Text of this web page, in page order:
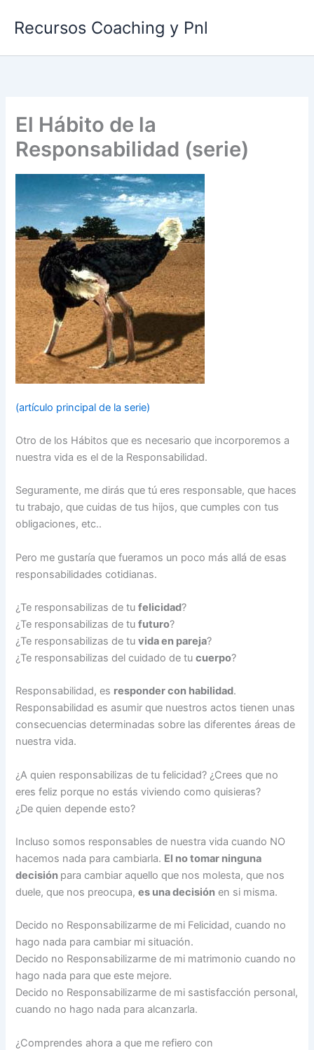
Recursos Coaching y Pnl
El Hábito de la
Responsabilidad (serie)
(artículo principal de la serie)
Otro de los Hábitos que es necesario que incorporemos a
nuestra vida es el de la Responsabilidad.
Seguramente, me dirás que tú eres responsable, que haces
tu trabajo, que cuidas de tus hijos, que cumples con tus
obligaciones, etc..
Pero me gustaría que fueramos un poco más allá de esas
responsabilidades cotidianas.
¿Te responsabilizas de tufelicidad?
¿Te responsabilizas de tufuturo?
¿Te responsabilizas de tuvida en pareja?
¿Te responsabilizas del cuidado de tucuerpo?
Responsabilidad, es responder con habilidad.
Responsabilidad es asumir que nuestros actos tienen unas
consecuencias determinadas sobre las diferentes áreas de
nuestra vida.
¿A quien responsabilizas de tu felicidad? ¿Crees que no
eres feliz porque no estás viviendo como quisieras?
¿De quien depende esto?
Incluso somos responsables de nuestra vida cuando NO
hacemos nada para cambiarla. El no tomar ninguna
decisión para cambiar aquello que nos molesta, que nos
duele, que nos preocupa,es una decisión en si misma.
Decido no Responsabilizarme de mi Felicidad, cuando no
hago nada para cambiar mi situación.
Decido no Responsabilizarme de mi matrimonio cuando no
hago nada para que este mejore.
Decido no Responsabilizarme de mi sastisfacción personal,
cuando no hago nada para alcanzarla.
¿Comprendes ahora a que me refiero con